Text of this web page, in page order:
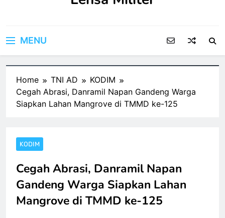
MENU
Home TNI AD
KODIM
Cegah Abrasi, Danramil Napan Gandeng Warga
Siapkan Lahan Mangrove di TMMD ke-125
KODIM
Cegah Abrasi, Danramil Napan
Gandeng Warga Siapkan Lahan
Mangrove di TMMD ke-125